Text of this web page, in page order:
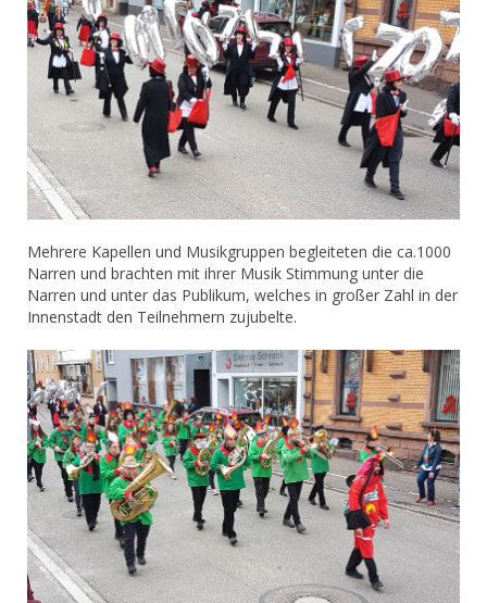
Mehrere Kapellen und Musikgruppen begleiteten die ca.1000
Narren und brachten mit ihrer Musik Stimmung unter die
Narren und unter das Publikum, welches in großer Zahl in der
Innenstadt den Teilnehmern zujubelte.